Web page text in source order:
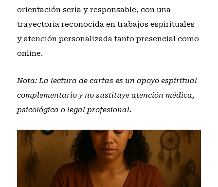
orientación seria y responsable, con una
trayectoria reconocida en trabajos espirituales
y atención personalizada tanto presencial como
online.
Nota: La lectura de cartas es un apoyo espiritual
complementario y no sustituye atención médica,
psicológica o legal profesional.